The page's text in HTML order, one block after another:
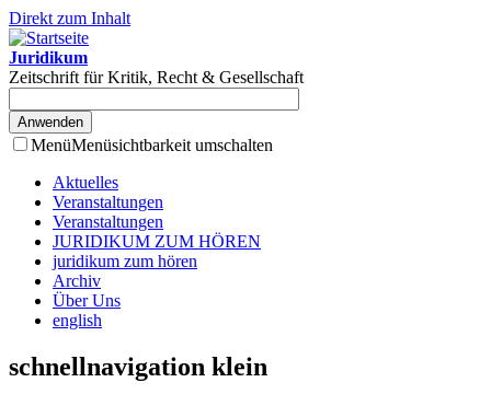
Direkt zum Inhalt
Juridikum
Zeitschrift für Kritik, Recht & Gesellschaft
MenüMenüsichtbarkeit umschalten
Aktuelles
Veranstaltungen
Veranstaltungen
JURIDIKUM ZUM HÖREN
juridikum zum hören
Archiv
Über Uns
english
schnellnavigation klein